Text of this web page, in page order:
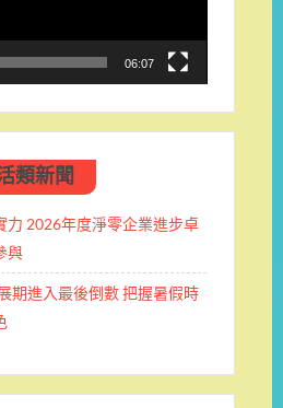
06:07
類新聞
力 2026年度淨零企業進步卓
與
期進入最後倒數 把握暑假時